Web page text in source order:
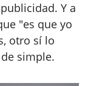
Y a
"es que yo
otro sí lo
simple.